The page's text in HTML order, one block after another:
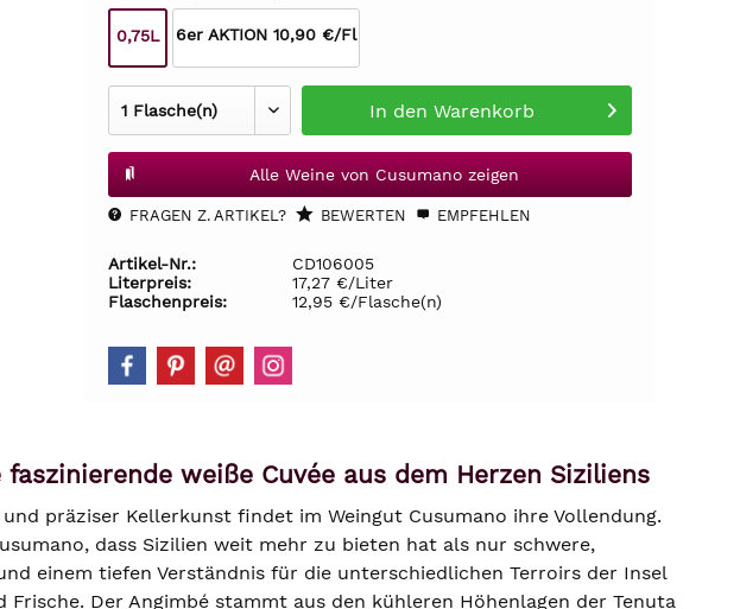
0,75L 6er AKTION 10,90 €/Fl
In den Warenkorb
Alle Weine von Cusumano zeigen
FRAGEN Z. ARTIKEL? BEWERTEN EMPFEHLEN
Artikel-Nr.:
CD106005
Literpreis:
17,27 €/Liter
Flaschenpreis:
12,95 €/Flasche(n)
weiße Cuvée aus dem Herzen Siziliens
präziser Kellerkunst findet im Weingut Cusumano ihre Vollendung.
dass Sizilien weit mehr zu bieten hat als nur schwere,
einem tiefen Verständnis für die unterschiedlichen Terroirs der Insel
Der Angimbé stammt aus den kühleren Höhenlagen der Tenuta